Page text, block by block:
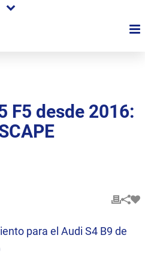
F5 desde 2016:
para el Audi S4 B9 de